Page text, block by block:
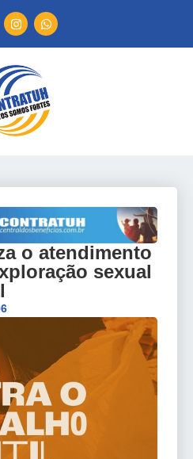
o atendimento
sexual